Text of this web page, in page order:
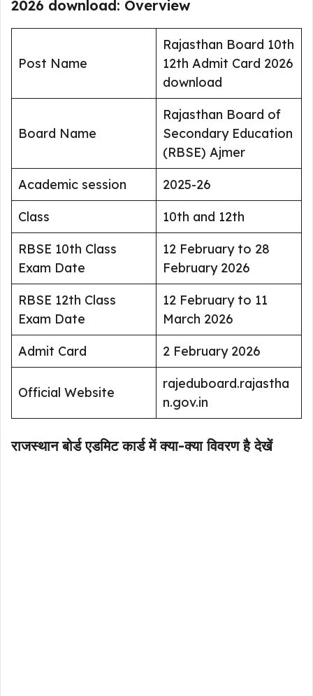
2026 download: Overview
Post Name
Rajasthan Board 10th
12th Admit Card 2026
download
Board Name
Rajasthan Board of
Secondary Education
(RBSE) Ajmer
Academic session
2025-26
Class
10th and 12th
RBSE 10th Class
Exam Date
12 February to 28
February 2026
RBSE 12th Class
Exam Date
12 February to 11
March 2026
Admit Card
2 February 2026
Official Website
rajeduboard.rajastha
n.gov.in
राजस्थान बोर्ड एडमिट कार्ड में क्या-क्या विवरण है देखें